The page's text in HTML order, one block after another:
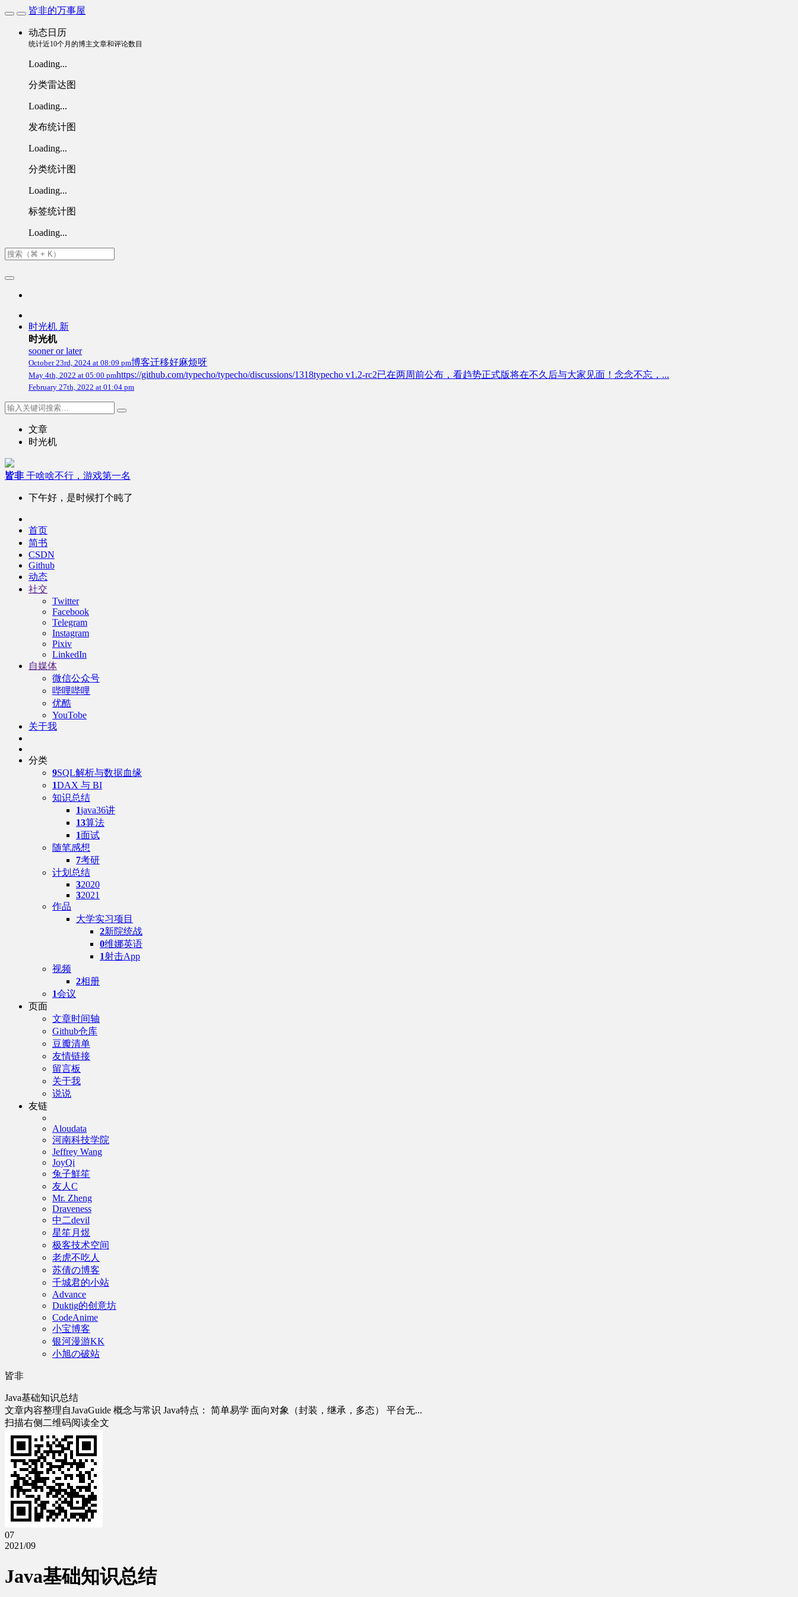
皆非的万事屋
动态日历
统计近10个月的博主文章和评论数目
Loading...
分类雷达图
Loading...
发布统计图
Loading...
分类统计图
Loading...
标签统计图
Loading...
时光机 新
时光机
sooner or later
October 23rd, 2024 at 08:09 pm博客迁移好麻烦呀
May 4th, 2022 at 05:00 pmhttps://github.com/typecho/typecho/discussions/1318typecho v1.2-rc2已在两周前公布，看趋势正式版将在不久后与大家见面！念念不忘，...
February 27th, 2022 at 01:04 pm
文章
时光机
皆非 干啥啥不行，游戏第一名
下午好，是时候打个盹了
首页
简书
CSDN
Github
动态
社交
Twitter
Facebook
Telegram
Instagram
Pixiv
LinkedIn
自媒体
微信公众号
哔哩哔哩
优酷
YouTobe
关于我
分类
9SQL解析与数据血缘
1DAX 与 BI
知识总结
1java36讲
13算法
1面试
随笔感想
7考研
计划总结
32020
32021
作品
大学实习项目
2新院统战
0维娜英语
1射击App
视频
2相册
1会议
页面
文章时间轴
Github仓库
豆瓣清单
友情链接
留言板
关于我
说说
友链
Aloudata
河南科技学院
Jeffrey Wang
JoyQi
兔子鮮笙
友人C
Mr. Zheng
Draveness
中二devil
星笙月煜
极客技术空间
老虎不吃人
苏倩の博客
千城君的小站
Advance
Duktig的创意坊
CodeAnime
小宝博客
银河漫游KK
小旭の破站
皆非
Java基础知识总结
文章内容整理自JavaGuide 概念与常识 Java特点： 简单易学 面向对象（封装，继承，多态） 平台无...
扫描右侧二维码阅读全文
07
2021/09
Java基础知识总结